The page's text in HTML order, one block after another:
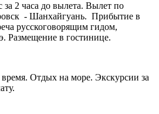
за 2 часа до вылета. Вылет по
- Шанхайгуань. Прибытие в
русскоговорящим гидом,
Размещение в гостинице.
Отдых на море. Экскурсии за